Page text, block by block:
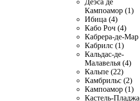
Деэса де
Кампоамор (1)
Ибица (4)
Кабо Роч (4)
Кабрера-де-Мар
Кабрилс (1)
Кальдас-де-
Малавелья (4)
Кальпе (22)
Камбрильс (2)
Кампоамор (1)
Кастель-